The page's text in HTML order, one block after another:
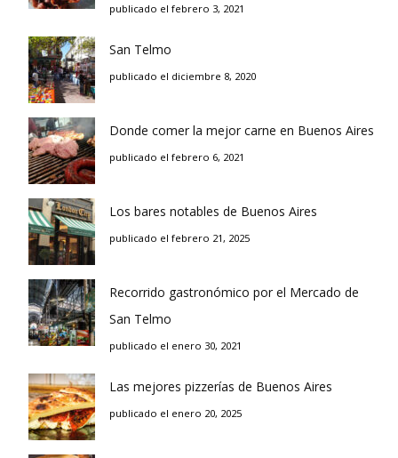
publicado el febrero 3, 2021
San Telmo
publicado el diciembre 8, 2020
Donde comer la mejor carne en Buenos Aires
publicado el febrero 6, 2021
Los bares notables de Buenos Aires
publicado el febrero 21, 2025
Recorrido gastronómico por el Mercado de
San Telmo
publicado el enero 30, 2021
Las mejores pizzerías de Buenos Aires
publicado el enero 20, 2025